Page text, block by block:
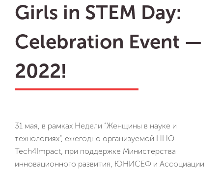
Girls in STEM Day:
Celebration Event —
2022!
31 мая, в рамках Недели “Женщины в науке и
технологиях”, ежегодно организуемой ННО
Tech4Impact, при поддержке Министерства
инновационного развития, ЮНИСЕФ и Ассоциации